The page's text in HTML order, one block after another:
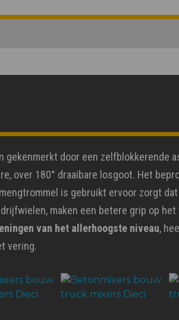
gekenmerkt door een zelfblokkerende
over 180° draaibare losgoot. Het
is gebruikt ervoor zorgt
maken een betere grip op
van het allerhoogste niveau,
vering.